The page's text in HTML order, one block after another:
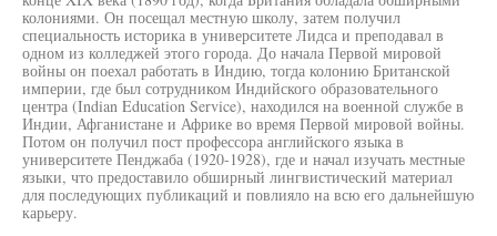
колониями. Он посещал местную школу, затем получил
специальность историка в университете Лидса и преподавал в
одном из колледжей этого города. До начала Первой мировой
войны он поехал работать в Индию, тогда колонию Британской
империи, где был сотрудником Индийского образовательного
центра (Indian Education Service), находился на военной службе в
Индии, Афганистане и Африке во время Первой мировой войны.
Потом он получил пост профессора английского языка в
университете Пенджаба (1920-1928), где и начал изучать местные
языки, что предоставило обширный лингвистический материал
для последующих публикаций и повлияло на всю его дальнейшую
карьеру.